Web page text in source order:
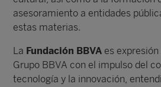
asesoramiento a entidades
estas materias.
La Fundación BBVA es
Grupo BBVA con el impulso del
tecnología y la innovación,